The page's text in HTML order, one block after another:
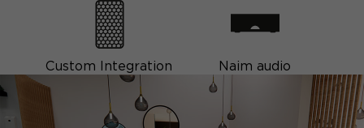
Custom Integration Naim audio